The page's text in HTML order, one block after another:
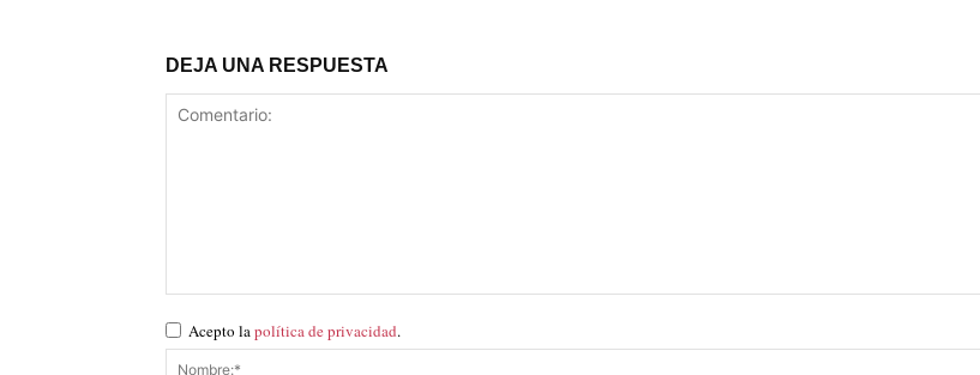
DEJA UNA RESPUESTA
Acepto lapolítica de privacidad.